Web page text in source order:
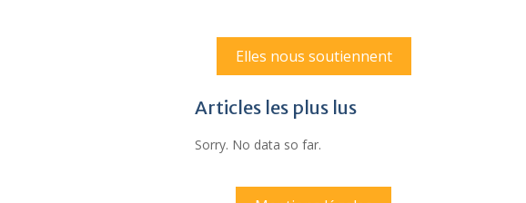
Elles nous soutiennent
Articles les plus lus
Sorry. No data so far.